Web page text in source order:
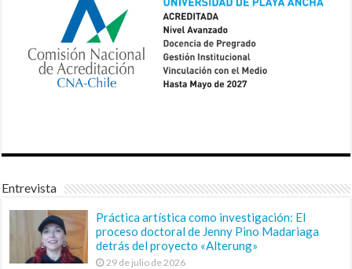
Entrevista
Práctica artística como investigación: El
proceso doctoral de Jenny Pino Madariaga
detrás del proyecto «Alterung»
29 de julio de 2026